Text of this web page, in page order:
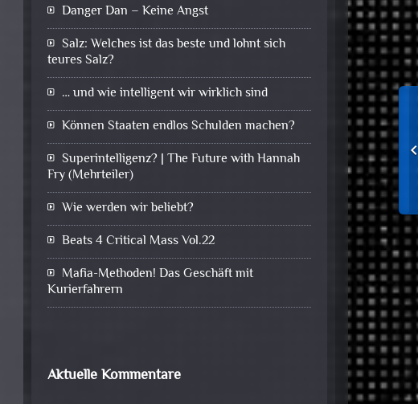
Danger Dan – Keine Angst
Salz: Welches ist das beste und lohnt sich
teures Salz?
… und wie intelligent wir wirklich sind
Können Staaten endlos Schulden machen?
Superintelligenz? | The Future with Hannah
Fry (Mehrteiler)
Wie werden wir beliebt?
Beats 4 Critical Mass Vol.22
Mafia-Methoden! Das Geschäft mit
Kurierfahrern
Aktuelle Kommentare